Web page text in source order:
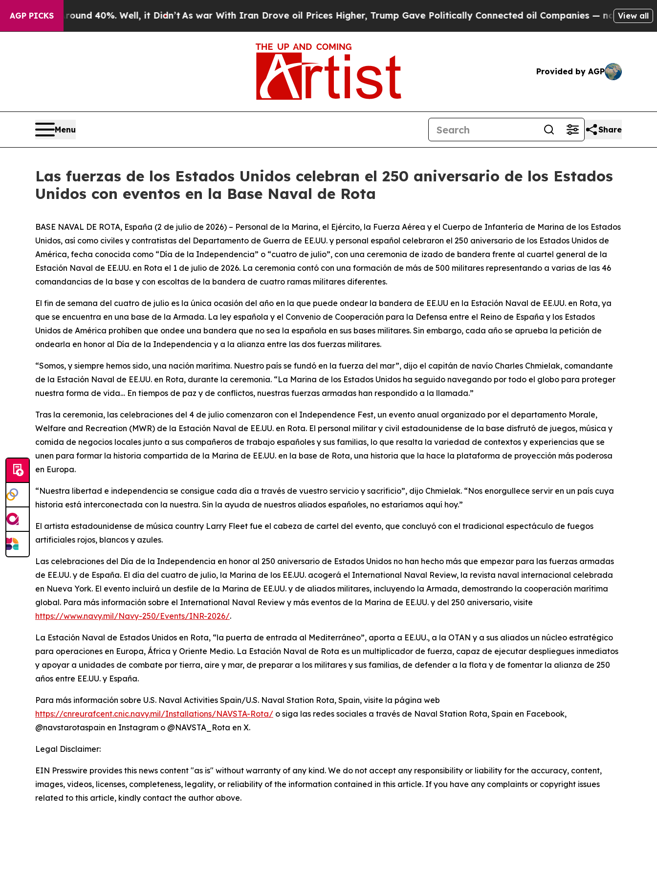
AGP PICKS
Around 40%. Well, it Didn’tAs war With Iran Drove oil Prices Higher, Trump Gave Politically Connected oil Companies — not Taxpayers —
View all
Provided by AGP
Menu Share
Las fuerzas de los Estados Unidos celebran el 250 aniversario de los Estados
Unidos con eventos en la Base Naval de Rota
BASE NAVAL DE ROTA, España (2 de julio de 2026) – Personal de la Marina, el Ejército, la Fuerza Aérea y el Cuerpo de Infantería de Marina de los Estados
Unidos, así como civiles y contratistas del Departamento de Guerra de EE.UU. y personal español celebraron el 250 aniversario de los Estados Unidos de
América, fecha conocida como “Día de la Independencia” o “cuatro de julio”, con una ceremonia de izado de bandera frente al cuartel general de la
Estación Naval de EE.UU. en Rota el 1 de julio de 2026. La ceremonia contó con una formación de más de 500 militares representando a varias de las 46
comandancias de la base y con escoltas de la bandera de cuatro ramas militares diferentes.
El fin de semana del cuatro de julio es la única ocasión del año en la que puede ondear la bandera de EE.UU en la Estación Naval de EE.UU. en Rota, ya
que se encuentra en una base de la Armada. La ley española y el Convenio de Cooperación para la Defensa entre el Reino de España y los Estados
Unidos de América prohíben que ondee una bandera que no sea la española en sus bases militares. Sin embargo, cada año se aprueba la petición de
ondearla en honor al Día de la Independencia y a la alianza entre las dos fuerzas militares.
“Somos, y siempre hemos sido, una nación marítima. Nuestro país se fundó en la fuerza del mar”, dijo el capitán de navío Charles Chmielak, comandante
de la Estación Naval de EE.UU. en Rota, durante la ceremonia. “La Marina de los Estados Unidos ha seguido navegando por todo el globo para proteger
nuestra forma de vida… En tiempos de paz y de conflictos, nuestras fuerzas armadas han respondido a la llamada.”
Tras la ceremonia, las celebraciones del 4 de julio comenzaron con el Independence Fest, un evento anual organizado por el departamento Morale,
Welfare and Recreation (MWR) de la Estación Naval de EE.UU. en Rota. El personal militar y civil estadounidense de la base disfrutó de juegos, música y
comida de negocios locales junto a sus compañeros de trabajo españoles y sus familias, lo que resalta la variedad de contextos y experiencias que se
unen para formar la historia compartida de la Marina de EE.UU. en la base de Rota, una historia que la hace la plataforma de proyección más poderosa
en Europa.
“Nuestra libertad e independencia se consigue cada día a través de vuestro servicio y sacrificio”, dijo Chmielak. “Nos enorgullece servir en un país cuya
historia está interconectada con la nuestra. Sin la ayuda de nuestros aliados españoles, no estaríamos aquí hoy.”
El artista estadounidense de música country Larry Fleet fue el cabeza de cartel del evento, que concluyó con el tradicional espectáculo de fuegos
artificiales rojos, blancos y azules.
Las celebraciones del Día de la Independencia en honor al 250 aniversario de Estados Unidos no han hecho más que empezar para las fuerzas armadas
de EE.UU. y de España. El día del cuatro de julio, la Marina de los EE.UU. acogerá el International Naval Review, la revista naval internacional celebrada
en Nueva York. El evento incluirá un desfile de la Marina de EE.UU. y de aliados militares, incluyendo la Armada, demostrando la cooperación marítima
global. Para más información sobre el International Naval Review y más eventos de la Marina de EE.UU. y del 250 aniversario, visite
https://www.navy.mil/Navy-250/Events/INR-2026/.
La Estación Naval de Estados Unidos en Rota, “la puerta de entrada al Mediterráneo”, aporta a EE.UU., a la OTAN y a sus aliados un núcleo estratégico
para operaciones en Europa, África y Oriente Medio. La Estación Naval de Rota es un multiplicador de fuerza, capaz de ejecutar despliegues inmediatos
y apoyar a unidades de combate por tierra, aire y mar, de preparar a los militares y sus familias, de defender a la flota y de fomentar la alianza de 250
años entre EE.UU. y España.
Para más información sobre U.S. Naval Activities Spain/U.S. Naval Station Rota, Spain, visite la página web
https://cnreurafcent.cnic.navy.mil/Installations/NAVSTA-Rota/ o siga las redes sociales a través de Naval Station Rota, Spain en Facebook,
@navstarotaspain en Instagram o @NAVSTA_Rota en X.
Legal Disclaimer:
EIN Presswire provides this news content "as is" without warranty of any kind. We do not accept any responsibility or liability for the accuracy, content,
images, videos, licenses, completeness, legality, or reliability of the information contained in this article. If you have any complaints or copyright issues
related to this article, kindly contact the author above.